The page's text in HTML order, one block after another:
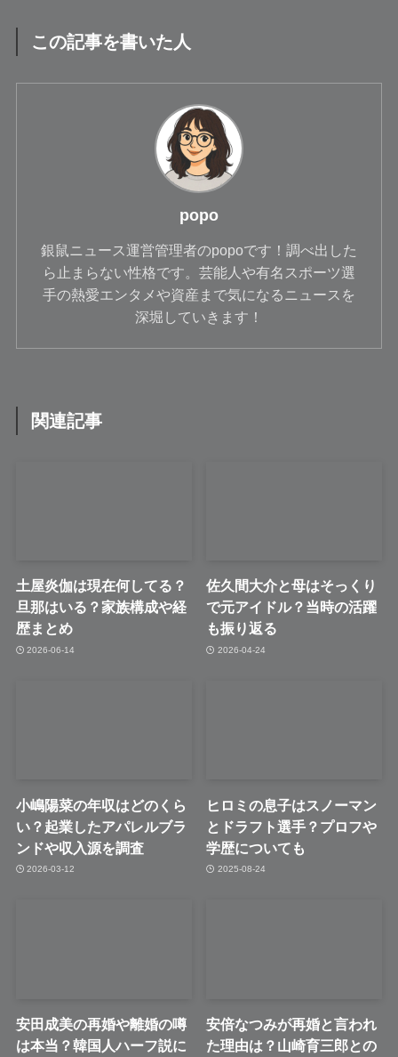
この記事を書いた人
popo
銀鼠ニュース運営管理者のpopoです！調べ出した
ら止まらない性格です。芸能人や有名スポーツ選
手の熱愛エンタメや資産まで気になるニュースを
深堀していきます！
関連記事
土屋炎伽は現在何してる？
旦那はいる？家族構成や経
歴まとめ
2026-06-14
佐久間大介と母はそっくり
で元アイドル？当時の活躍
も振り返る
2026-04-24
小嶋陽菜の年収はどのくら
い？起業したアパレルブラ
ンドや収入源を調査
2026-03-12
ヒロミの息子はスノーマン
とドラフト選手？プロフや
学歴についても
2025-08-24
安田成美の再婚や離婚の噂
は本当？韓国人ハーフ説に
安倍なつみが再婚と言われ
た理由は？山崎育三郎との